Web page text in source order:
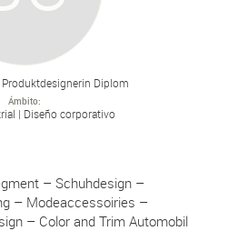
Produktdesignerin Diplom
Ámbito
Diseño corporativo
– Schuhdesign –
– Modeaccessoiries –
– Color and Trim Automobil